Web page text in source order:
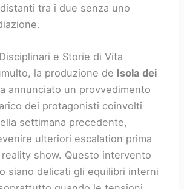
tra i due senza uno
e Storie di Vita
la produzione de Isola dei
annunciato un provvedimento
dei protagonisti coinvolti
settimana precedente,
ulteriori escalation prima
reality show. Questo intervento
siano delicati gli equilibri interni